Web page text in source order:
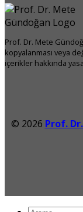
Prof. Dr. Mete
kopyalanması veya
içerikler hakkında
© 2026 Prof.